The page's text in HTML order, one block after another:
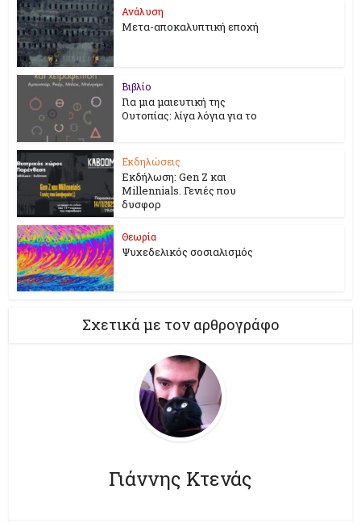
Ανάλυση
Μετα-αποκαλυπτική εποχή
Βιβλίο
Για μια μαιευτική της
Ουτοπίας: λίγα λόγια για το
Εκδηλώσεις
Εκδήλωση: Gen Z και
Millennials. Γενιές που
δυσφορ
Θεωρία
Ψυχεδελικός σοσιαλισμός
Σχετικά με τον αρθρογράφο
Γιάννης Κτενάς